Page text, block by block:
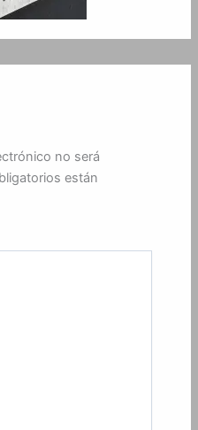
no será
están